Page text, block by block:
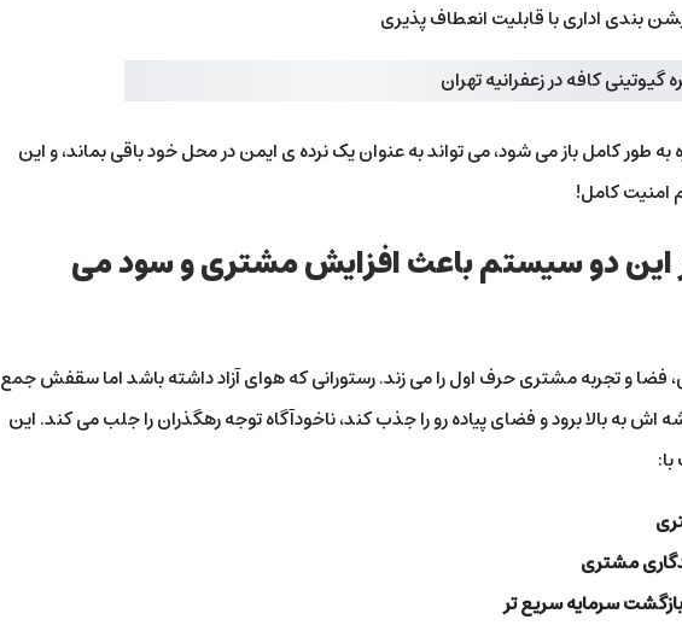
بندی اداری با قابلیت انعطاف پذیری
به طور کامل باز می شود، می تواند به عنوان یک نرده ی ایمن در محل خود باقی بماند، و این
امنیت کامل!
این دو سیستم باعث افزایش مشتری و سود می
فضا و تجربه مشتری حرف اول را می زند. رستورانی که هوای آزاد داشته باشد اما سقفش جمع
اش به بالا برود و فضای پیاده رو را جذب کند، ناخودآگاه توجه رهگذران را جلب می کند. این
مشتری
سرمایه سریع تر